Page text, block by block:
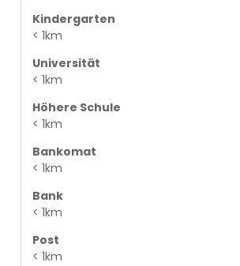
Kindergarten
< 1km
Universität
< 1km
Höhere Schule
< 1km
Bankomat
< 1km
Bank
< 1km
Post
< 1km